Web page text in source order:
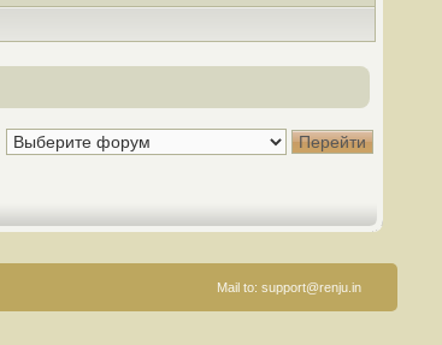
Mail to: support@renju.in